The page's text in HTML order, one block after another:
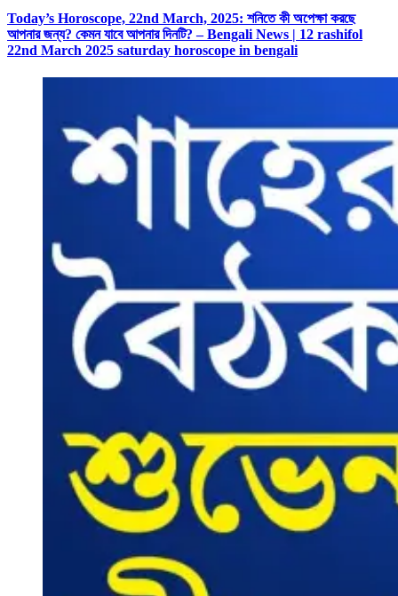
Today’s Horoscope, 22nd March, 2025: শনিতে কী অপেক্ষা করছে
আপনার জন্য? কেমন যাবে আপনার দিনটি? – Bengali News | 12 rashifol
22nd March 2025 saturday horoscope in bengali